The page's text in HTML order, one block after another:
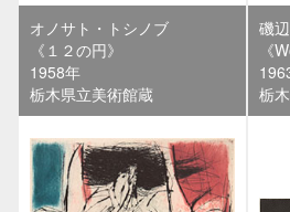
オノサト・トシノブ
《１２の円》
1958年
栃木県立美術館蔵
磯
《
栃